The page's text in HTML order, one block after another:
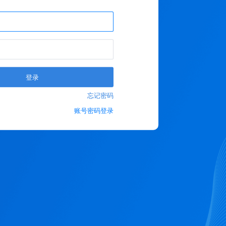
登录
忘记密码
账号密码登录